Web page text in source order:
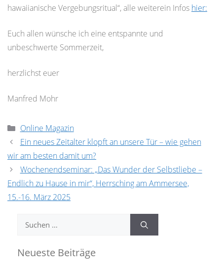
hawaiianische Vergebungsritual“, alle weiterein Infos hier:
Euch allen wünsche ich eine entspannte und
unbeschwerte Sommerzeit,
herzlichst euer
Manfred Mohr
Kategorien
Online Magazin
Ein neues Zeitalter klopft an unsere Tür – wie gehen
wir am besten damit um?
Wochenendseminar: „Das Wunder der Selbstliebe –
Endlich zu Hause in mir“, Herrsching am Ammersee,
15.-16. März 2025
Suchen
Neueste Beiträge